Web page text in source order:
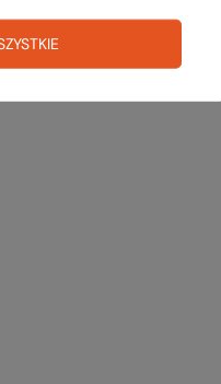
na czekan AXE